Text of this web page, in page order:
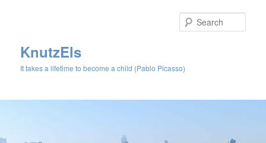
KnutzEls
It takes a lifetime to become a child (Pablo Picasso)